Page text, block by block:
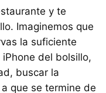
y te
Imaginemos que
la suficiente
del bolsillo,
buscar la
que se termine de